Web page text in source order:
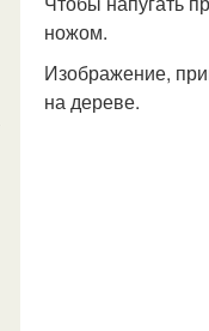
ножом.
Изображение,
на дереве.